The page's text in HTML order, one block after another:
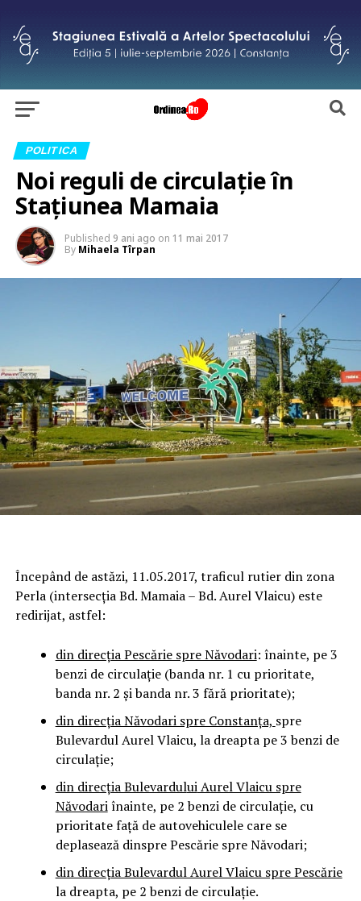
POLITICA
Noi reguli de circulație în
Stațiunea Mamaia
Published 9 ani ago on 11 mai 2017
By Mihaela Tîrpan
Începând de astăzi, 11.05.2017, traficul rutier din zona
Perla (intersecţia Bd. Mamaia – Bd. Aurel Vlaicu) este
redirijat, astfel:
din direcţia Pescărie spre Năvodari: înainte, pe 3
benzi de circulaţie (banda nr. 1 cu prioritate,
banda nr. 2 și banda nr. 3 fără prioritate);
din direcţia Năvodari spre Constanţa, spre
Bulevardul Aurel Vlaicu, la dreapta pe 3 benzi de
circulație;
din direcţia BulevarduluiAurel Vlaicu spre
Năvodariînainte, pe 2 benzi de circulaţie, cu
prioritate față de autovehiculele care se
deplasează dinspre Pescărie spre Năvodari;
din direcţia Bulevardul Aurel Vlaicu spre Pescărie
la dreapta, pe 2 benzi de circulaţie.